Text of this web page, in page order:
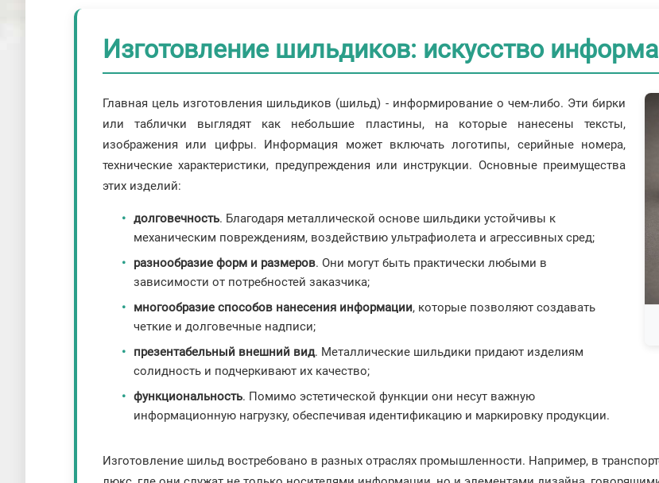
Изготовление шильдиков: искусство
Главная цель изготовления шильдиков (шильд) - информирование о чем-либо. Эти бирки
или таблички выглядят как небольшие пластины, на которые нанесены тексты,
изображения или цифры. Информация может включать логотипы, серийные номера,
технические характеристики, предупреждения или инструкции. Основные преимущества
этих изделий:
долговечность. Благодаря металлической основе шильдики устойчивы к
механическим повреждениям, воздействию ультрафиолета и агрессивных сред;
разнообразие форм и размеров. Они могут быть практически любыми в
зависимости от потребностей заказчика;
многообразие способов нанесения информации, которые позволяют создавать
четкие и долговечные надписи;
презентабельный внешний вид. Металлические шильдики придают изделиям
солидность и подчеркивают их качество;
функциональность. Помимо эстетической функции они несут важную
информационную нагрузку, обеспечивая идентификацию и маркировку продукции.
Изготовление шильд востребовано в разных отраслях промышленности. Например, в